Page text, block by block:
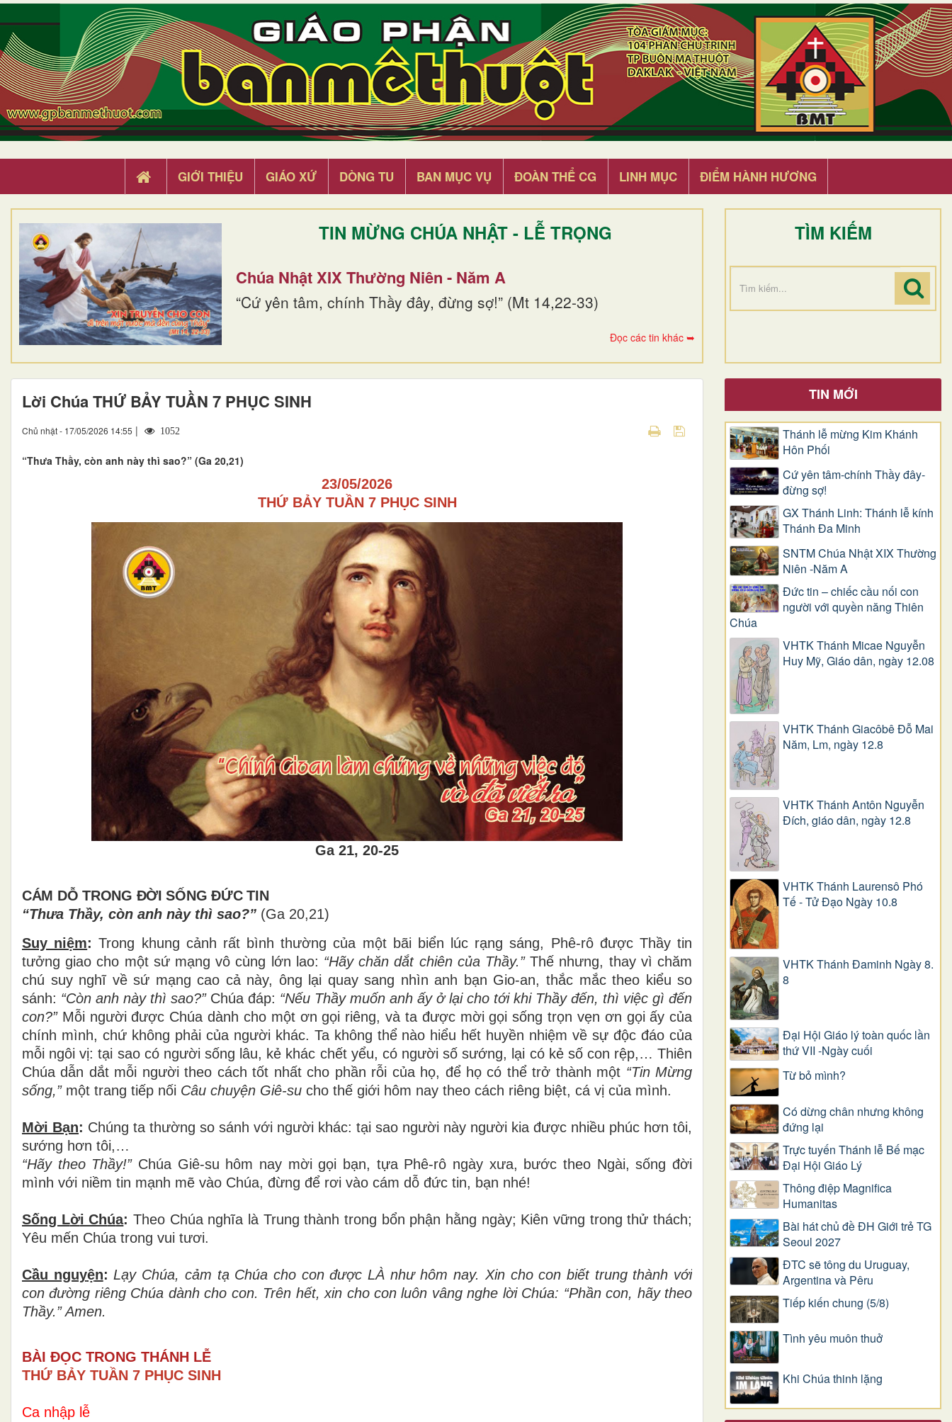
GIỚI THIỆU GIÁO XỨ DÒNG TU BAN MỤC VỤ ĐOÀN THỂ CG LINH MỤC ĐIỂM HÀNH HƯƠNG
TIN MỪNG CHÚA NHẬT - LỄ TRỌNG
Chúa Nhật XIX Thường Niên - Năm A
“Cứ yên tâm, chính Thầy đây, đừng sợ!” (Mt 14,22-33)
Đọc các tin khác ➥
TÌM KIẾM
Lời Chúa THỨ BẢY TUẦN 7 PHỤC SINH
Chủ nhật - 17/05/2026 14:55 | 1052
“Thưa Thầy, còn anh này thì sao?” (Ga 20,21)
23/05/2026
THỨ BẢY TUẦN 7 PHỤC SINH
Ga 21, 20-25
CÁM DỖ TRONG ĐỜI SỐNG ĐỨC TIN
“Thưa Thầy, còn anh này thì sao?” (Ga 20,21)
Suy niệm: Trong khung cảnh rất bình thường của một bãi biển lúc rạng sáng, Phê-rô được Thầy tin
tưởng giao cho một sứmạng vô cùng lớn lao: “Hãy chăn dắt chiên của Thầy.”Thế nhưng, thay vì chăm
chú suy nghĩvềsứ mạng cao cảnày, ông lại quay sang nhìn anh bạn Gio-an, thắc mắc theo kiểu so
sánh: “Còn anh này thì sao?”Chúa đáp: “Nếu Thầy muốn anh ấy ởlại cho tới khi Thầy đến, thì việc gì đến
con?”Mỗi ngườiđược Chúa dành cho một ơn gọi riêng, và ta được mời gọi sống trọn vẹn ơn gọiấy của
chính mình, chứkhông phải của người khác. Ta không thểnào hiểu hết huyền nhiệm về sự độcđáo của
mỗi ngôi vị: tại sao cóngười sống lâu, kẻ khác chết yểu, cóngười số sướng, lại cókẻsốcon rệp,…Thiên
Chúa dẫn dắt mỗi người theo cách tốt nhất cho phần rỗi của họ, đểhọ có thểtrở thành một “Tin Mừng
sống,”một trang tiếp nối Câu chuyện Giê-su cho thế giới hôm nay theo cách riêng biệt, cá vị của mình.
Mời Bạn: Chúng ta thường so sánh với người khác: tại sao người này người kia được nhiều phúc hơn tôi,
sướng hơn tôi,…
“Hãy theo Thầy!” Chúa Giê-su hôm nay mời gọi bạn, tựa Phê-rô ngày xưa, bước theo Ngài, sốngđời
mình với niềm tin mạnh mẽ vào Chúa, đừng để rơi vào cám dỗ đức tin, bạn nhé!
Sống Lời Chúa: Theo Chúa nghĩa là Trung thành trong bổn phận hằng ngày; Kiên vững trong thử thách;
Yêu mến Chúa trong vui tươi.
Cầu nguyện: Lạy Chúa, cảm tạChúa cho conđược LÀ nhưhôm nay. Xin cho con biết trung thành với
conđường riêng Chúa dành cho con. Trên hết, xin cho con luôn vâng nghe lời Chúa: “Phần con, hãy theo
Thầy.” Amen.
BÀI ĐỌC TRONG THÁNH LỄ
THỨ BẢY TUẦN 7 PHỤC SINH
Ca nhập lễ
TIN MỚI
Thánh lễ mừng Kim Khánh
Hôn Phối
Cứ yên tâm-chính Thầy đây-
đừng sợ!
GX Thánh Linh: Thánh lễ kính
Thánh Đa Minh
SNTM Chúa Nhật XIX Thường
Niên -Năm A
Đức tin – chiếc cầu nối con
người với quyền năng Thiên
Chúa
VHTK Thánh Micae Nguyễn
Huy Mỹ, Giáo dân, ngày 12.08
VHTK Thánh Giacôbê Ðỗ Mai
Năm, Lm, ngày 12.8
VHTK Thánh Antôn Nguyễn
Ðích, giáo dân, ngày 12.8
VHTK Thánh Laurensô Phó
Tế - Tử Đạo Ngày 10.8
VHTK Thánh Đaminh Ngày 8.
8
Đại Hội Giáo lý toàn quốc lần
thứ VII -Ngày cuối
Từ bỏ mình?
Có dừng chân nhưng không
đứng lại
Trực tuyến Thánh lễ Bế mạc
Đại Hội Giáo Lý
Thông điệp Magnifica
Humanitas
Bài hát chủ đề ĐH Giới trẻ TG
Seoul 2027
ĐTC sẽ tông du Uruguay,
Argentina và Pêru
Tiếp kiến chung (5/8)
Tình yêu muôn thuở
Khi Chúa thinh lặng